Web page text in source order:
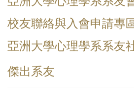
校友聯絡與入會申請專
亞洲大學心理學系系友
傑出系友